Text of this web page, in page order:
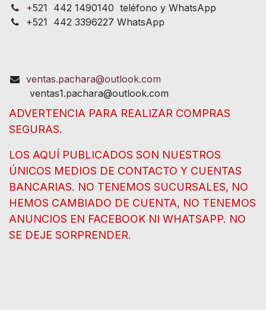
+521 442 1490140 teléfono y WhatsApp
+521 442 3396227 WhatsApp
ventas.pachara@outlook.com
ventas1.pachara@outlook.com
ADVERTENCIA PARA REALIZAR COMPRAS
SEGURAS.
LOS AQUÍ PUBLICADOS SON NUESTROS
ÚNICOS MEDIOS DE CONTACTO Y CUENTAS
BANCARIAS. NO TENEMOS SUCURSALES, NO
HEMOS CAMBIADO DE CUENTA, NO TENEMOS
ANUNCIOS EN FACEBOOK NI WHATSAPP. NO
SE DEJE SORPRENDER.